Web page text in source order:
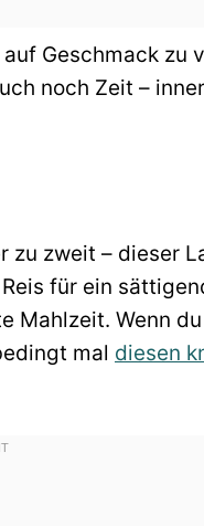
Geschmack zu
noch Zeit –
zu zweit – dieser
für ein
Mahlzeit. Wenn
mal diesen